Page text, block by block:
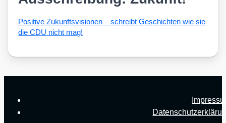
Posi­ti­ve Zukunfts­vi­sio­nen – schreibt Geschich­ten wie sie
die CDU nicht mag!